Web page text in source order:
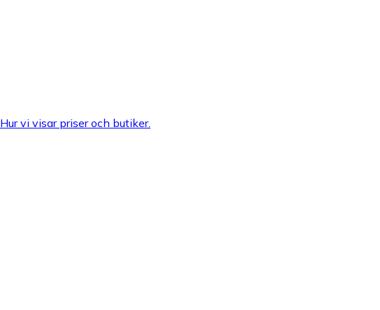
Hur vi visar priser och butiker.